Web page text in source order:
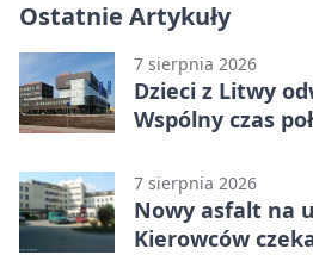
Ostatnie Artykuły
7 sierpnia 2026
Dzieci z Litwy
Wspólny czas
7 sierpnia 2026
Nowy asfalt na
Kierowców